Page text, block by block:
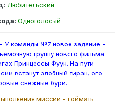
Любительский
Одноголосый
У команды №7 новое задание -
группу нового фильма
Принцессы Фуун. На пути
встанут злобный тиран, его
снежные бури.
миссии - поймать